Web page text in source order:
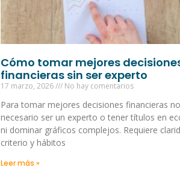
Cómo tomar mejores
financieras sin ser experto
17 marzo, 2026 No hay comentarios
Para tomar mejores decisiones financieras
necesario ser un experto o tener títulos en
ni dominar gráficos complejos. Requiere
criterio y hábitos
Leer más »